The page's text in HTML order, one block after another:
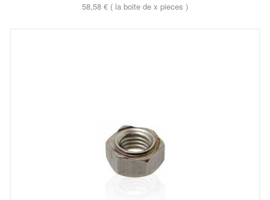
58,58 € ( la boite de x pieces )